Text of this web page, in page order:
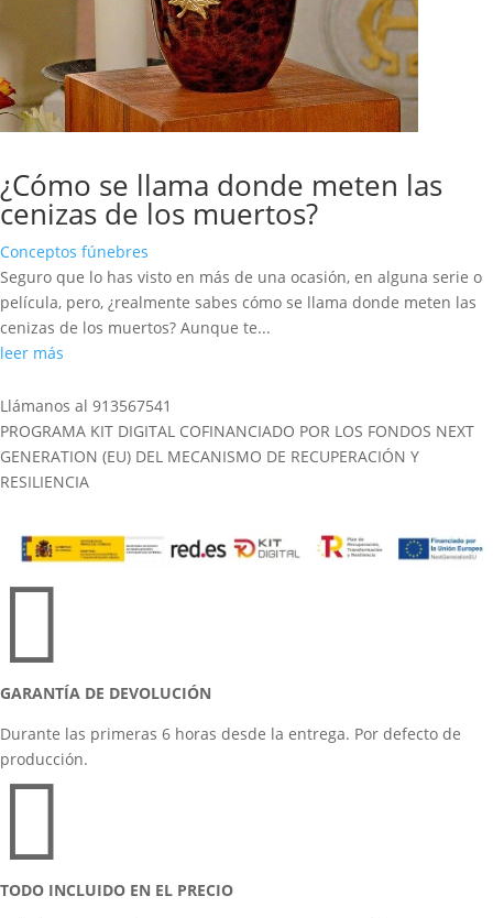
¿Cómo se llama donde meten las
cenizas de los muertos?
Conceptos fúnebres
Seguro que lo has visto en más de una ocasión, en alguna serie o
película, pero, ¿realmente sabes cómo se llama donde meten las
cenizas de los muertos? Aunque te...
leer más
Llámanos al 913567541
PROGRAMA KIT DIGITAL COFINANCIADO POR LOS FONDOS NEXT
GENERATION (EU) DEL MECANISMO DE RECUPERACIÓN Y
RESILIENCIA

GARANTÍA DE DEVOLUCIÓN
Durante las primeras 6 horas desde la entrega. Por defecto de
producción.

TODO INCLUIDO EN EL PRECIO